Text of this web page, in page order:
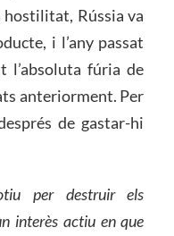
Rússia va
i l’any passat
l’absoluta fúria de
anteriorment. Per
de gastar-hi
per destruir els
interès actiu en que